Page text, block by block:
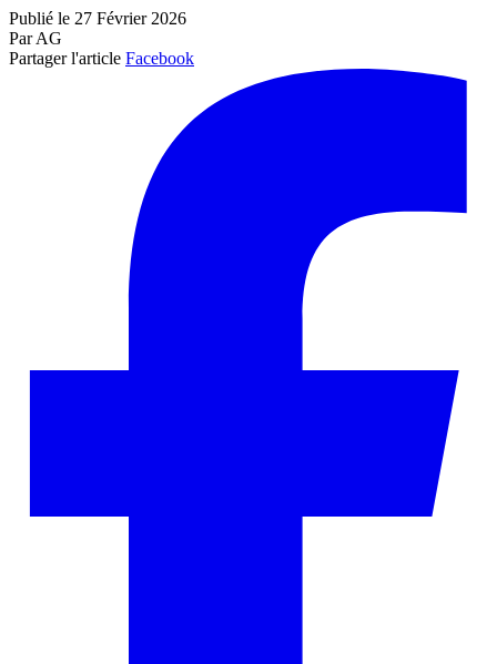
Publié le 27 Février 2026
Par AG
Partager l'article Facebook